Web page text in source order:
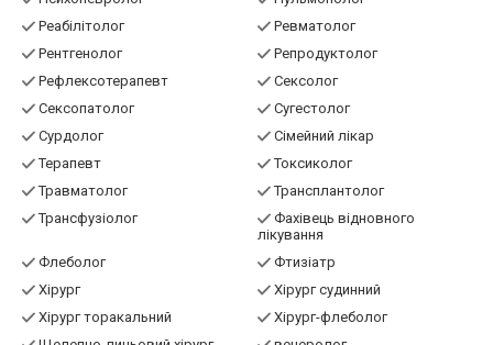
Подолог
Профпатолог
Психоневролог
Пульмонолог
Реабілітолог
Ревматолог
Рентгенолог
Репродуктолог
Рефлексотерапевт
Сексолог
Сексопатолог
Сугестолог
Сурдолог
Сімейний лікар
Терапевт
Токсиколог
Травматолог
Трансплантолог
Трансфузіолог
Фахівець відновного
лікування
Флеболог
Фтизіатр
Хірург
Хірург судинний